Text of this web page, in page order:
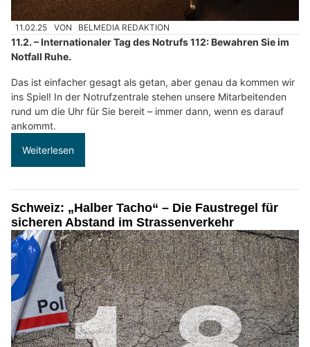
11.02.25 VON BELMEDIA REDAKTION
11.2. – Internationaler Tag des Notrufs 112: Bewahren Sie im
Notfall Ruhe.
Das ist einfacher gesagt als getan, aber genau da kommen wir
ins Spiel! In der Notrufzentrale stehen unsere Mitarbeitenden
rund um die Uhr für Sie bereit – immer dann, wenn es darauf
ankommt.
Weiterlesen
Schweiz: „Halber Tacho“ – Die Faustregel für
sicheren Abstand im Strassenverkehr